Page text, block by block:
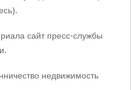
сайт пресс-службы
недвижимость